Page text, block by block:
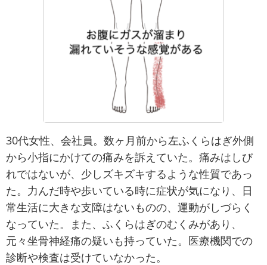
30代女性、会社員。数ヶ月前から左ふくらはぎ外側
から小指にかけての痛みを訴えていた。痛みはしび
れではないが、少しズキズキするような性質であっ
た。力んだ時や歩いている時に症状が気になり、日
常生活に大きな支障はないものの、運動がしづらく
なっていた。また、ふくらはぎのむくみがあり、
元々坐骨神経痛の疑いも持っていた。医療機関での
診断や検査は受けていなかった。